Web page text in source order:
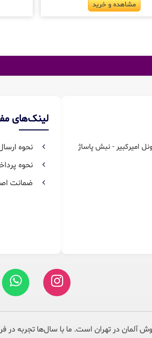
مشاهده و خرید
امیرکبیر - نبش پاساژ
لینک‌های
نحوه
نحوه
ضمانت
آلمان در تهران است. ما با سال‌ها تجربه